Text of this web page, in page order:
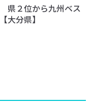
２位から九州ベス
大分県】